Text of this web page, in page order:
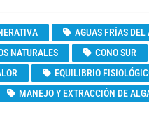
AGUAS FRÍAS
NATURALES CONO SUR
EQUILIBRIO
MANEJO Y EXTRACCIÓN DE